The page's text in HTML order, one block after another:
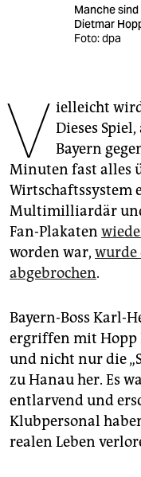
abo
genossenschaft
epaper login
Manche
Dietmar
Foto: dpa
V ielleicht
Dieses
Bayern
Minuten fast alles
Wirtschaftssystem
Multimilliardär
Fan-Plakaten
worden war, wurde
abgebrochen.
Bayern-Boss Karl-
ergriffen mit Hopp
und nicht nur die
zu Hanau her. Es
entlarvend und
Klubpersonal
realen Leben